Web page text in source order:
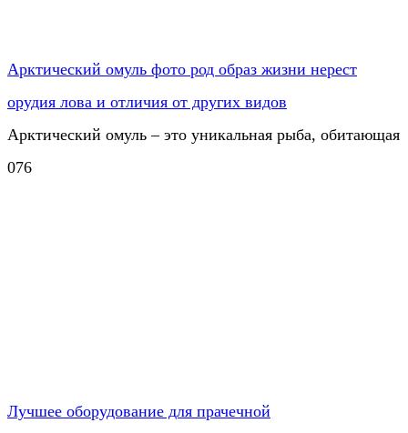
Арктический омуль фото род образ жизни нерест
орудия лова и отличия от других видов
Арктический омуль – это уникальная рыба, обитающая
076
Лучшее оборудование для прачечной